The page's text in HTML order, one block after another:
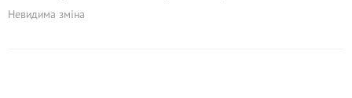
Невидима зміна